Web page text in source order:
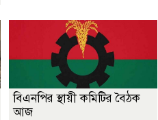
বিএনপির স্থায়ী কমিটির বৈঠক
আজ